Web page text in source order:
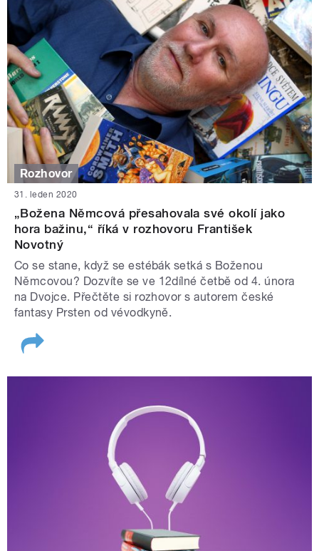
Rozhovor
31. leden 2020
„Božena Němcová přesahovala své okolí jako
hora bažinu,“ říká v rozhovoru František
Novotný
Co se stane, když se estébák setká s Boženou
Němcovou? Dozvíte se ve 12dílné četbě od 4. února
na Dvojce. Přečtěte si rozhovor s autorem české
fantasy Prsten od vévodkyně.